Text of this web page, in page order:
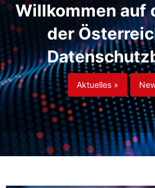
Willkommen auf
der
Aktuelles »